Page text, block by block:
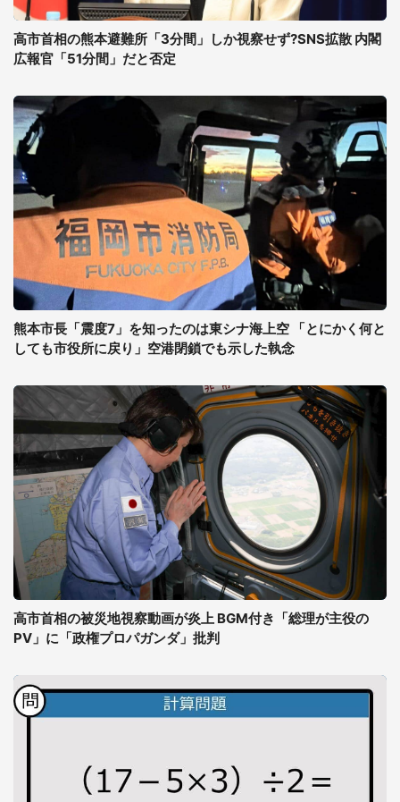
高市首相の熊本避難所「3分間」しか視察せず?SNS拡散 内閣
広報官「51分間」だと否定
熊本市長「震度7」を知ったのは東シナ海上空 「とにかく何と
しても市役所に戻り」空港閉鎖でも示した執念
高市首相の被災地視察動画が炎上 BGM付き「総理が主役の
PV」に「政権プロパガンダ」批判